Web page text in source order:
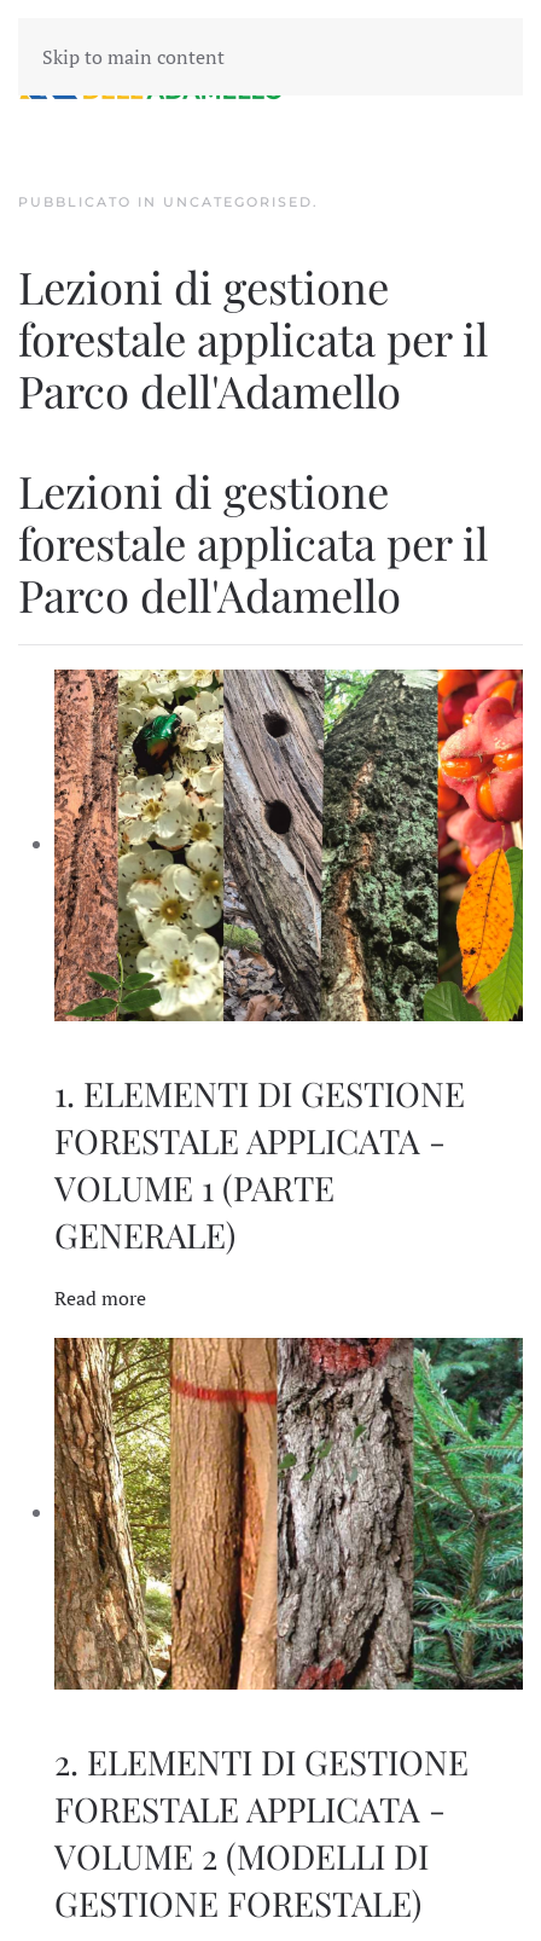
Skip to main content
PUBBLICATO IN UNCATEGORISED.
Lezioni di gestione
forestale applicata per il
Parco dell'Adamello
Lezioni di gestione
forestale applicata per il
Parco dell'Adamello
1. ELEMENTI DI GESTIONE
FORESTALE APPLICATA -
VOLUME 1 (PARTE
GENERALE)
Read more
2. ELEMENTI DI GESTIONE
FORESTALE APPLICATA -
VOLUME 2 (MODELLI DI
GESTIONE FORESTALE)